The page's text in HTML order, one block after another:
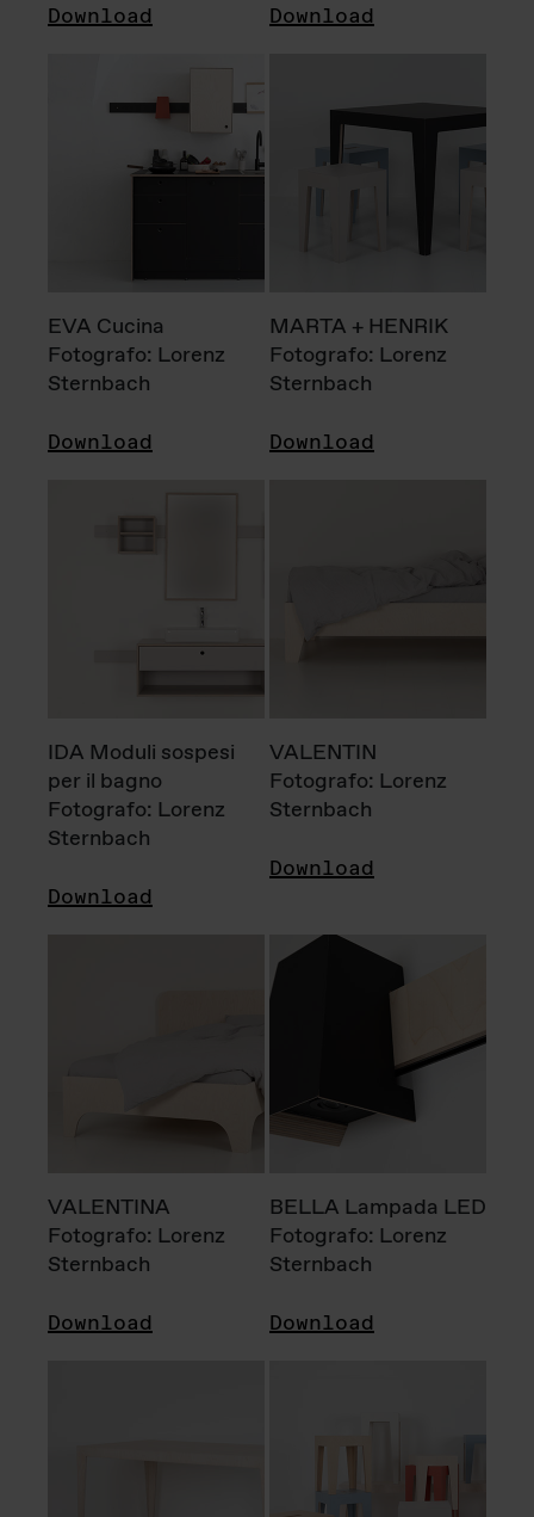
Download Download
EVA Cucina
Fotografo: Lorenz
Sternbach
Download
MARTA + HENRIK
Fotografo: Lorenz
Sternbach
Download
IDA Moduli sospesi
per il bagno
Fotografo: Lorenz
Sternbach
Download
VALENTIN
Fotografo: Lorenz
Sternbach
Download
VALENTINA
Fotografo: Lorenz
Sternbach
Download
BELLA Lampada LED
Fotografo: Lorenz
Sternbach
Download